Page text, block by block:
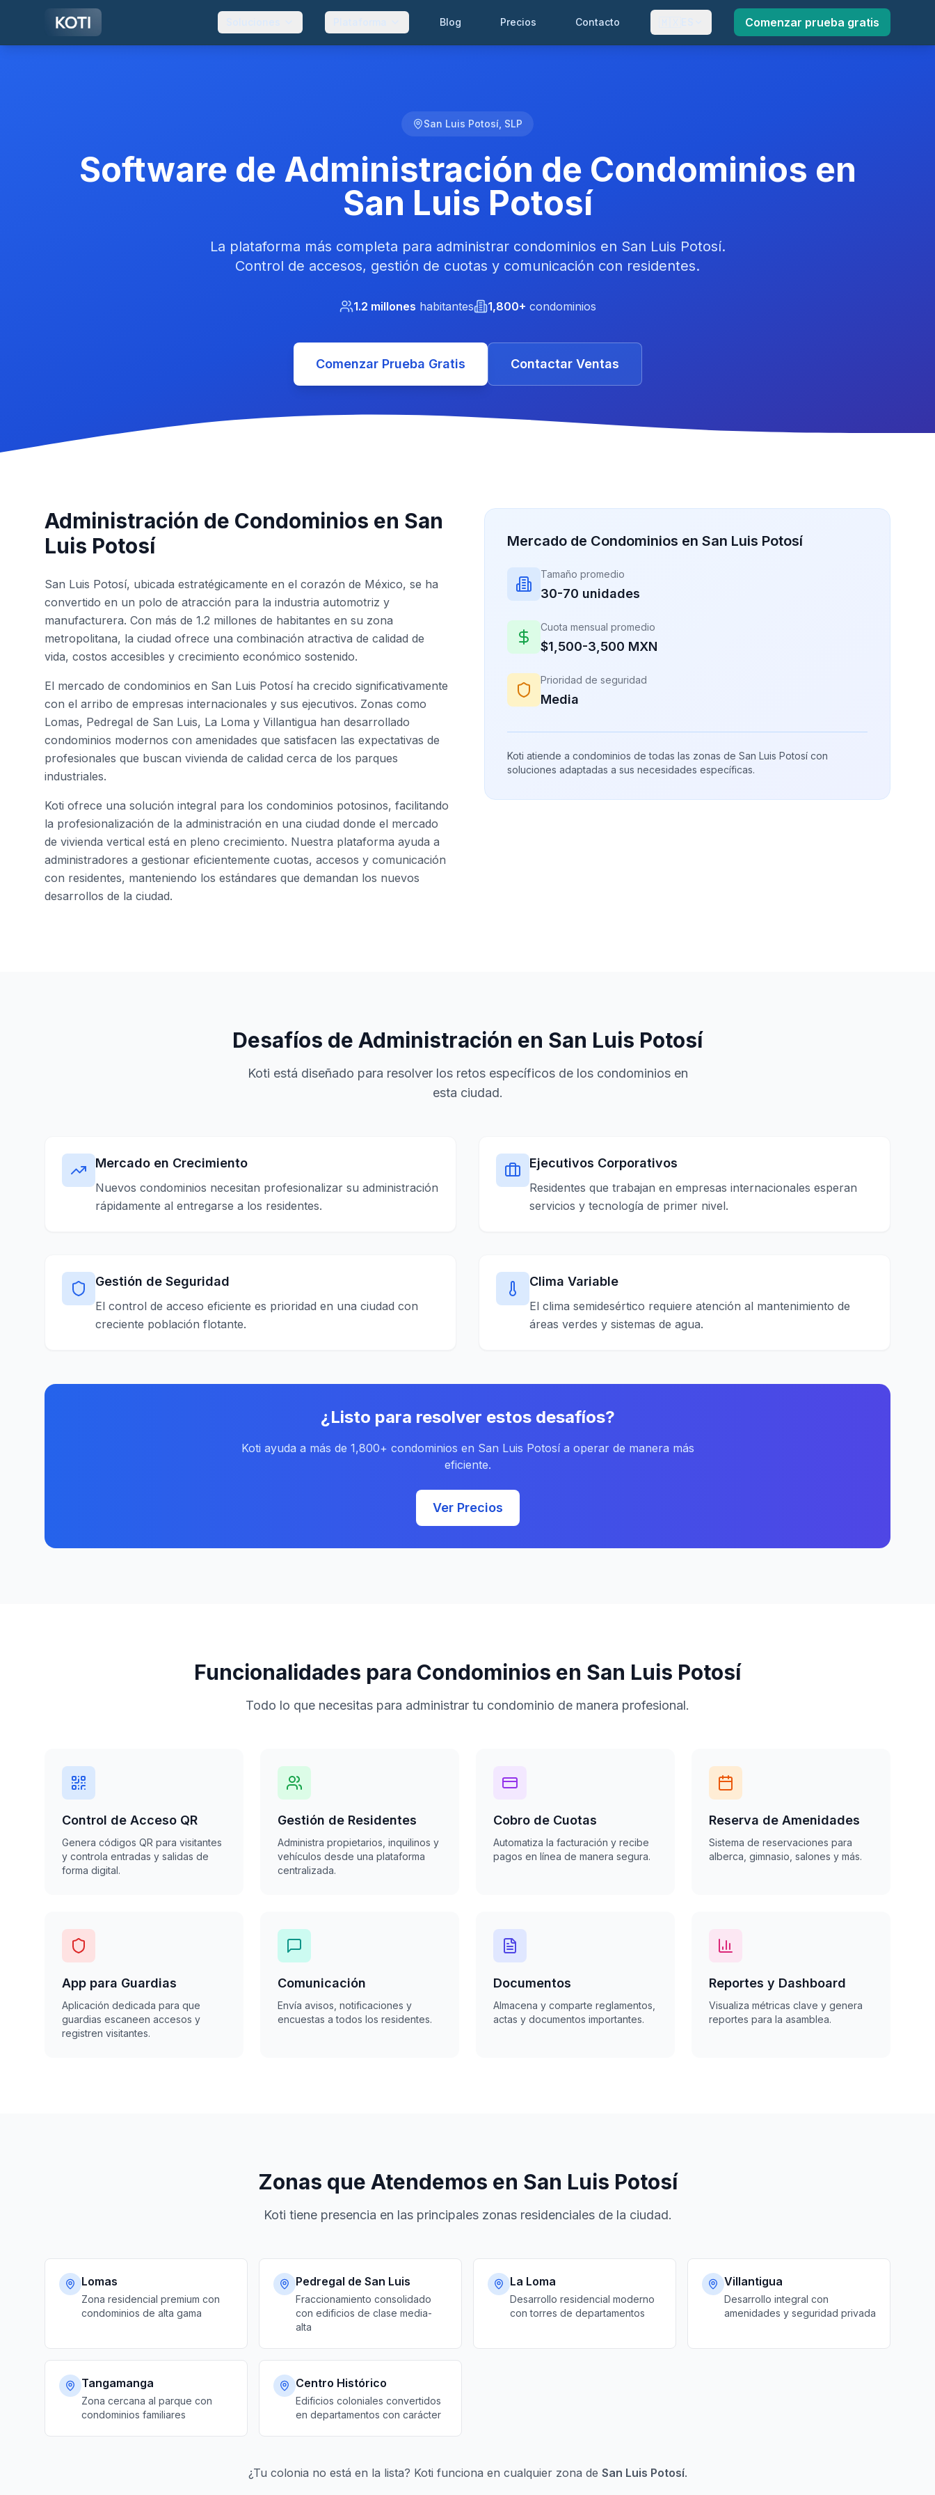
Ir al contenido principal
Blog Precios Contacto Comenzar prueba gratis
San Luis Potosí, SLP
Software de Administración de Condominios en
San Luis Potosí
La plataforma más completa para administrar condominios en San Luis Potosí.
Control de accesos, gestión de cuotas y comunicación con residentes.
1.2 millones habitantes 1,800+ condominios
Comenzar Prueba Gratis Contactar Ventas
Administración de Condominios en San
Luis Potosí
San Luis Potosí, ubicada estratégicamente en el corazón de México, se ha
convertido en un polo de atracción para la industria automotriz y
manufacturera. Con más de 1.2 millones de habitantes en su zona
metropolitana, la ciudad ofrece una combinación atractiva de calidad de
vida, costos accesibles y crecimiento económico sostenido.
El mercado de condominios en San Luis Potosí ha crecido significativamente
con el arribo de empresas internacionales y sus ejecutivos. Zonas como
Lomas, Pedregal de San Luis, La Loma y Villantigua han desarrollado
condominios modernos con amenidades que satisfacen las expectativas de
profesionales que buscan vivienda de calidad cerca de los parques
industriales.
Koti ofrece una solución integral para los condominios potosinos, facilitando
la profesionalización de la administración en una ciudad donde el mercado
de vivienda vertical está en pleno crecimiento. Nuestra plataforma ayuda a
administradores a gestionar eficientemente cuotas, accesos y comunicación
con residentes, manteniendo los estándares que demandan los nuevos
desarrollos de la ciudad.
Mercado de Condominios en San Luis Potosí
Tamaño promedio
30-70 unidades
Cuota mensual promedio
$1,500-3,500 MXN
Prioridad de seguridad
Media
Koti atiende a condominios de todas las zonas de San Luis Potosí con
soluciones adaptadas a sus necesidades específicas.
Desafíos de Administración en San Luis Potosí
Koti está diseñado para resolver los retos específicos de los condominios en
esta ciudad.
Mercado en Crecimiento
Nuevos condominios necesitan profesionalizar su administración
rápidamente al entregarse a los residentes.
Ejecutivos Corporativos
Residentes que trabajan en empresas internacionales esperan
servicios y tecnología de primer nivel.
Gestión de Seguridad
El control de acceso eficiente es prioridad en una ciudad con
creciente población flotante.
Clima Variable
El clima semidesértico requiere atención al mantenimiento de
áreas verdes y sistemas de agua.
¿Listo para resolver estos desafíos?
Koti ayuda a más de 1,800+ condominios en San Luis Potosí a operar de manera más
eficiente.
Ver Precios
Funcionalidades para Condominios en San Luis Potosí
Todo lo que necesitas para administrar tu condominio de manera profesional.
Control de Acceso QR
Genera códigos QR para visitantes
y controla entradas y salidas de
forma digital.
Gestión de Residentes
Administra propietarios, inquilinos y
vehículos desde una plataforma
centralizada.
Cobro de Cuotas
Automatiza la facturación y recibe
pagos en línea de manera segura.
Reserva de Amenidades
Sistema de reservaciones para
alberca, gimnasio, salones y más.
App para Guardias
Aplicación dedicada para que
guardias escaneen accesos y
registren visitantes.
Comunicación
Envía avisos, notificaciones y
encuestas a todos los residentes.
Documentos
Almacena y comparte reglamentos,
actas y documentos importantes.
Reportes y Dashboard
Visualiza métricas clave y genera
reportes para la asamblea.
Zonas que Atendemos en San Luis Potosí
Koti tiene presencia en las principales zonas residenciales de la ciudad.
Lomas
Zona residencial premium con
condominios de alta gama
Pedregal de San Luis
Fraccionamiento consolidado
con edificios de clase media-
alta
La Loma
Desarrollo residencial moderno
con torres de departamentos
Villantigua
Desarrollo integral con
amenidades y seguridad privada
Tangamanga
Zona cercana al parque con
condominios familiares
Centro Histórico
Edificios coloniales convertidos
en departamentos con carácter
¿Tu colonia no está en la lista? Koti funciona en cualquier zona de San Luis Potosí.